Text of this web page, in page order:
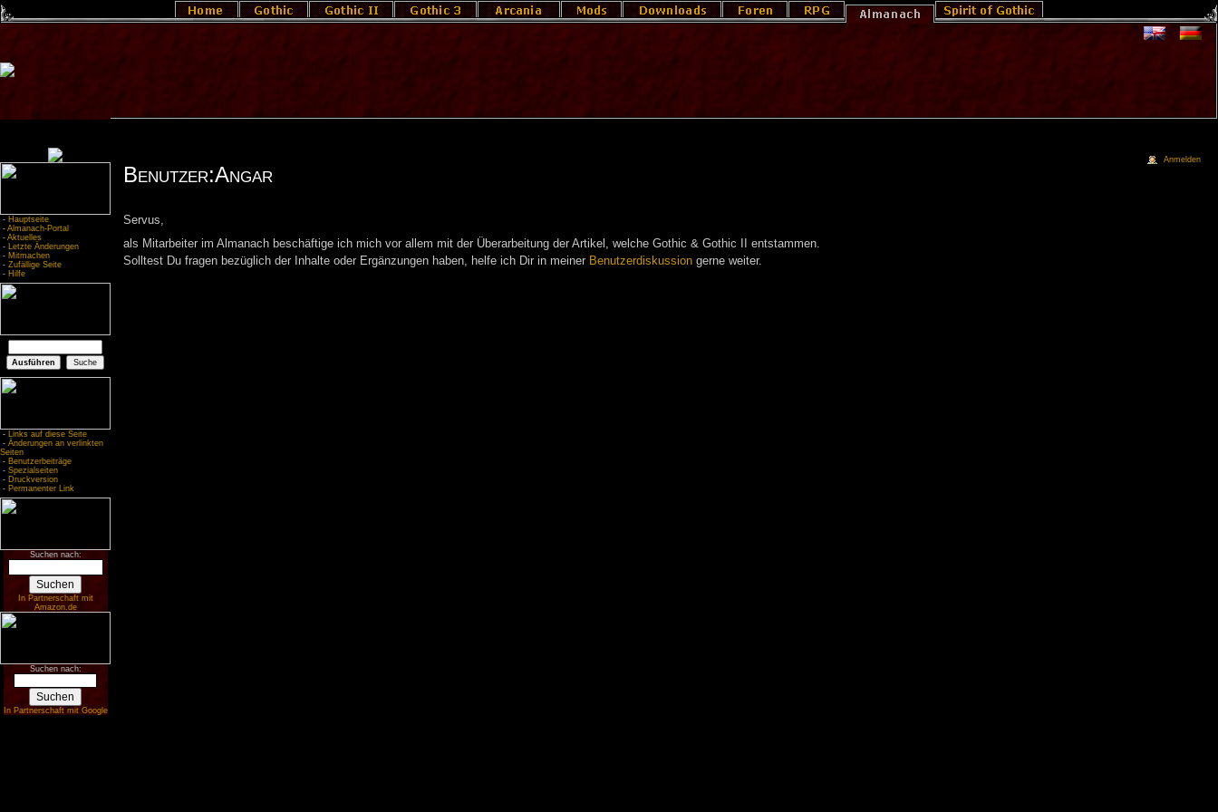
- Hauptseite
- Almanach-Portal
- Aktuelles
- Letzte Änderungen
- Mitmachen
- Zufällige Seite
- Hilfe
- Links auf diese Seite
- Änderungen an verlinkten
Seiten
- Benutzerbeiträge
- Spezialseiten
- Druckversion
- Permanenter Link
Suchen nach:
In Partnerschaft mit
Amazon.de
Suchen nach:
In Partnerschaft mit Google
Benutzer:Angar
Servus,
als Mitarbeiter im Almanach beschäftige ich mich vor allem mit der Überarbeitung der Artikel, welche Gothic & Gothic II entstammen.
Solltest Du fragen bezüglich der Inhalte oder Ergänzungen haben, helfe ich Dir in meiner Benutzerdiskussiongerne weiter.
Anmelden